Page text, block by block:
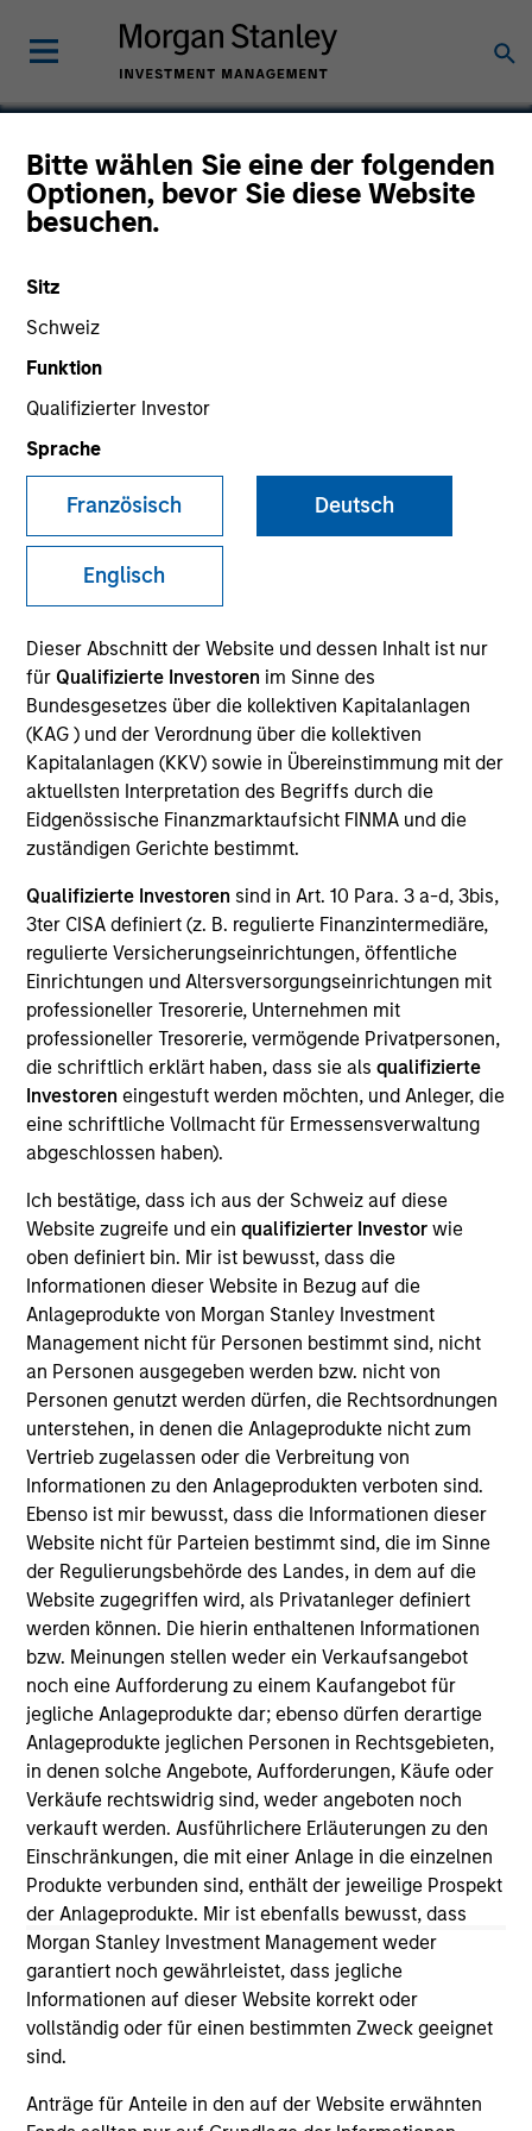
Bitte wählen Sie eine der folgenden
Optionen, bevor Sie diese Website
besuchen.
Sitz
Schweiz
Funktion
Qualifizierter Investor
Sprache
Französisch Deutsch
Englisch
Dieser Abschnitt der Website und dessen Inhalt ist nur
für Qualifizierte Investoren im Sinne des
Bundesgesetzes über die kollektiven Kapitalanlagen
(KAG ) und der Verordnung über die kollektiven
Kapitalanlagen (KKV) sowie in Übereinstimmung mit der
aktuellsten Interpretation des Begriffs durch die
Eidgenössische Finanzmarktaufsicht FINMA und die
zuständigen Gerichte bestimmt.
Qualifizierte Investoren sind in Art. 10 Para. 3 a-d, 3bis,
3ter CISA definiert (z. B. regulierte Finanzintermediäre,
regulierte Versicherungseinrichtungen, öffentliche
Einrichtungen und Altersversorgungseinrichtungen mit
professioneller Tresorerie, Unternehmen mit
professioneller Tresorerie, vermögende Privatpersonen,
die schriftlich erklärt haben, dass sie alsqualifizierte
Investoren eingestuft werden möchten, und Anleger, die
eine schriftliche Vollmacht für Ermessensverwaltung
abgeschlossen haben).
Ich bestätige, dass ich aus der Schweiz auf diese
Website zugreife und ein qualifizierter Investor wie
oben definiert bin. Mir ist bewusst, dass die
Informationen dieser Website in Bezug auf die
Anlageprodukte von Morgan Stanley Investment
Management nicht für Personen bestimmt sind, nicht
an Personen ausgegeben werden bzw. nicht von
Personen genutzt werden dürfen, die Rechtsordnungen
unterstehen, in denen die Anlageprodukte nicht zum
Vertrieb zugelassen oder die Verbreitung von
Informationen zu den Anlageprodukten verboten sind.
Ebenso ist mir bewusst, dass die Informationen dieser
Website nicht für Parteien bestimmt sind, die im Sinne
der Regulierungsbehörde des Landes, in dem auf die
Website zugegriffen wird, als Privatanleger definiert
werden können. Die hierin enthaltenen Informationen
bzw. Meinungen stellen weder ein Verkaufsangebot
noch eine Aufforderung zu einem Kaufangebot für
jegliche Anlageprodukte dar; ebenso dürfen derartige
Anlageprodukte jeglichen Personen in Rechtsgebieten,
in denen solche Angebote, Aufforderungen, Käufe oder
Verkäufe rechtswidrig sind, weder angeboten noch
verkauft werden. Ausführlichere Erläuterungen zu den
Einschränkungen, die mit einer Anlage in die einzelnen
Produkte verbunden sind, enthält der jeweilige Prospekt
der Anlageprodukte. Mir ist ebenfalls bewusst, dass
Morgan Stanley Investment Management weder
garantiert noch gewährleistet, dass jegliche
Informationen auf dieser Website korrekt oder
vollständig oder für einen bestimmten Zweck geeignet
sind.
Anträge für Anteile in den auf der Website erwähnten
Spinal Simplicity
Healthcare
COUNTRY
United States
Invested on
Aug 2024
Spinal Simplicity is a medical technology company
focused on minimally invasive spinal and orthopedic
implants. The company’s core technologies enable
physicians to treat patients earlier in the lower back
pain care continuum, compared to more invasive,
competitive solutions.
View Current Employment Opportunities
View Site
Board Membership
Melissa Daniels,Kevin Han
Investment Team
Morgan Stanley Expansion Capital
As of December 12, 2025. The above is provided for
informational and educational purposes only. There is no
guarantee that the investment mentioned resulted in
positive performance (for realized holdings), or will perform
well in the future (for current holdings). The trademarks and
service marks above are the property of their respective
owners. The information on this website has not been
authorized, sponsored, or otherwise approved by such
owners. By clicking on any links shown here, you agree that
you are navigating to a third party site. We are providing
these hyperlinks to you only as a convenience and the
inclusion of any hyperlink is not and does not imply any
endorsement, approval, investigation, verification or
monitoring by us of any information contained in any
hyperlinked site. In no event shall we be responsible for the
information contained on the site or your use of such site.